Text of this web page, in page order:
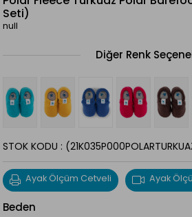
Seti)
null
Diğer Renk
STOK KODU
Ayak Ölçüm Cetveli Ayak
Beden